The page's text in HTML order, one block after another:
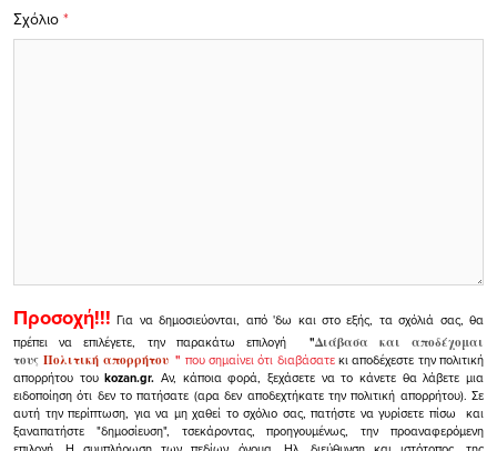
Σχόλιο *
Προσοχή!!! Για να δημοσιεύονται, από 'δω και στο εξής, τα σχόλιά σας, θα
πρέπει να επιλέγετε, την παρακάτω επιλογή
"Διάβασα και αποδέχομαι
τουςΠολιτική απορρήτου" που σημαίνει ότι διαβάσατεκι αποδέχεστε την πολιτική
απορρήτου τουkozan.gr. Αν, κάποια φορά, ξεχάσετε να το κάνετε θα λάβετε μια
ειδοποίηση ότι δεν το πατήσατε (αρα δεν αποδεχτήκατε την πολιτική απορρήτου). Σε
αυτή την περίπτωση, για να μη χαθεί το σχόλιο σας, πατήστε να γυρίσετε πίσω και
ξαναπατήστε "δημοσίευση", τσεκάροντας, προηγουμένως, την προαναφερόμενη